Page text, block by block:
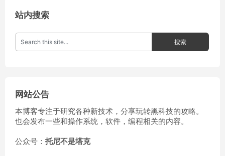
站内搜索
网站公告
本博客专注于研究各种新技术，分享玩转黑科技的攻略。
也会发布一些和操作系统，软件，编程相关的内容。
公众号： 托尼不是塔克